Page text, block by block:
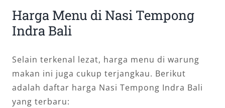
Harga Menu di Nasi Tempong
Indra Bali
Selain terkenal lezat, harga menu di warung
makan ini juga cukup terjangkau. Berikut
adalah daftar harga Nasi Tempong Indra Bali
yang terbaru: